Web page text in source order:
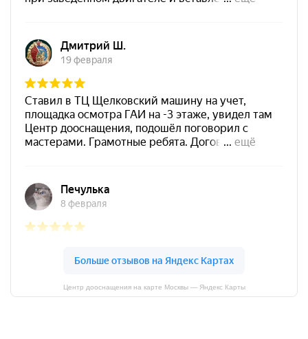
Центр дооснащения на карте Москвы — Яндекс Карты